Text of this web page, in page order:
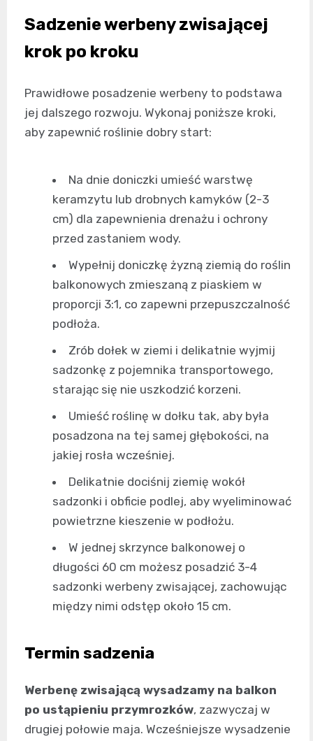
Sadzenie werbeny zwisającej
krok po kroku
Prawidłowe posadzenie werbeny to podstawa
jej dalszego rozwoju. Wykonaj poniższe kroki,
aby zapewnić roślinie dobry start:
Na dnie doniczki umieść warstwę
keramzytu lub drobnych kamyków (2-3
cm) dla zapewnienia drenażu i ochrony
przed zastaniem wody.
Wypełnij doniczkę żyzną ziemią do roślin
balkonowych zmieszaną z piaskiem w
proporcji 3:1, co zapewni przepuszczalność
podłoża.
Zrób dołek w ziemi i delikatnie wyjmij
sadzonkę z pojemnika transportowego,
starając się nie uszkodzić korzeni.
Umieść roślinę w dołku tak, aby była
posadzona na tej samej głębokości, na
jakiej rosła wcześniej.
Delikatnie dociśnij ziemię wokół
sadzonki i obficie podlej, aby wyeliminować
powietrzne kieszenie w podłożu.
W jednej skrzynce balkonowej o
długości 60 cm możesz posadzić 3-4
sadzonki werbeny zwisającej, zachowując
między nimi odstęp około 15 cm.
Termin sadzenia
Werbenę zwisającą wysadzamy na balkon
po ustąpieniu przymrozków, zazwyczaj w
drugiej połowie maja. Wcześniejsze wysadzenie